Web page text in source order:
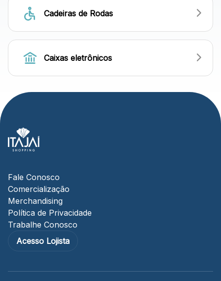
Cadeiras de Rodas
Caixas eletrônicos
Fale Conosco
Comercialização
Merchandising
Política de Privacidade
Trabalhe Conosco
Acesso Lojista